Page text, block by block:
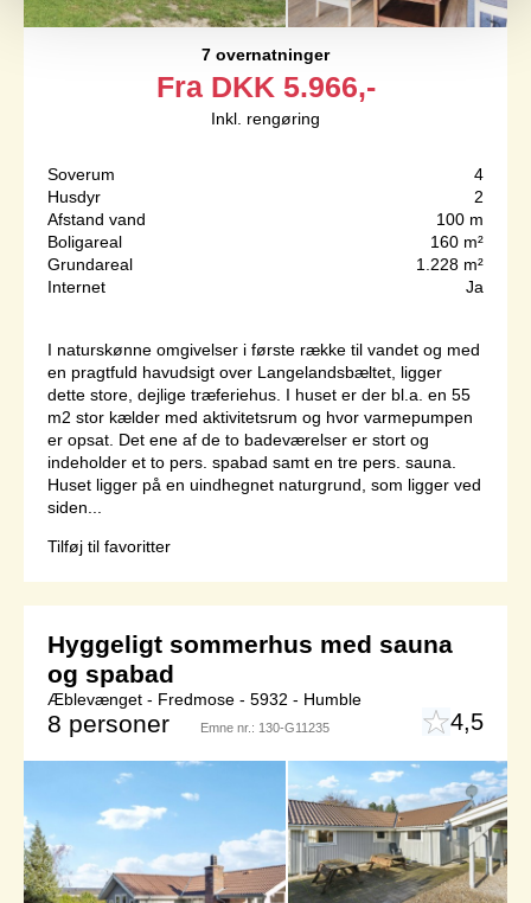
7 overnatninger
Fra DKK 5.966,-
Inkl. rengøring
Soverum
4
Husdyr
2
Afstand vand
100 m
Boligareal
160 m²
Grundareal
1.228 m²
Internet
Ja
I naturskønne omgivelser i første række til vandet og med
en pragtfuld havudsigt over Langelandsbæltet, ligger
dette store, dejlige træferiehus. I huset er der bl.a. en 55
m2 stor kælder med aktivitetsrum og hvor varmepumpen
er opsat. Det ene af de to badeværelser er stort og
indeholder et to pers. spabad samt en tre pers. sauna.
Huset ligger på en uindhegnet naturgrund, som ligger ved
siden...
Tilføj til favoritter
Hyggeligt sommerhus med sauna
og spabad
Æblevænget - Fredmose - 5932 - Humble
8 personer Emne nr.: 130-G11235 4,5